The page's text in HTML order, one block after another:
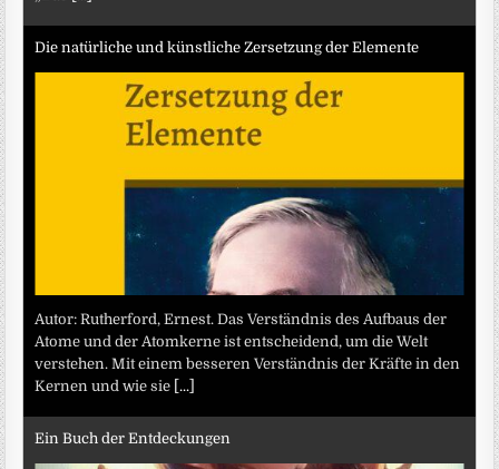
Die natürliche und künstliche Zersetzung der Elemente
Autor: Rutherford, Ernest. Das Verständnis des Aufbaus der
Atome und der Atomkerne ist entscheidend, um die Welt
verstehen. Mit einem besseren Verständnis der Kräfte in den
Kernen und wie sie [...]
Ein Buch der Entdeckungen